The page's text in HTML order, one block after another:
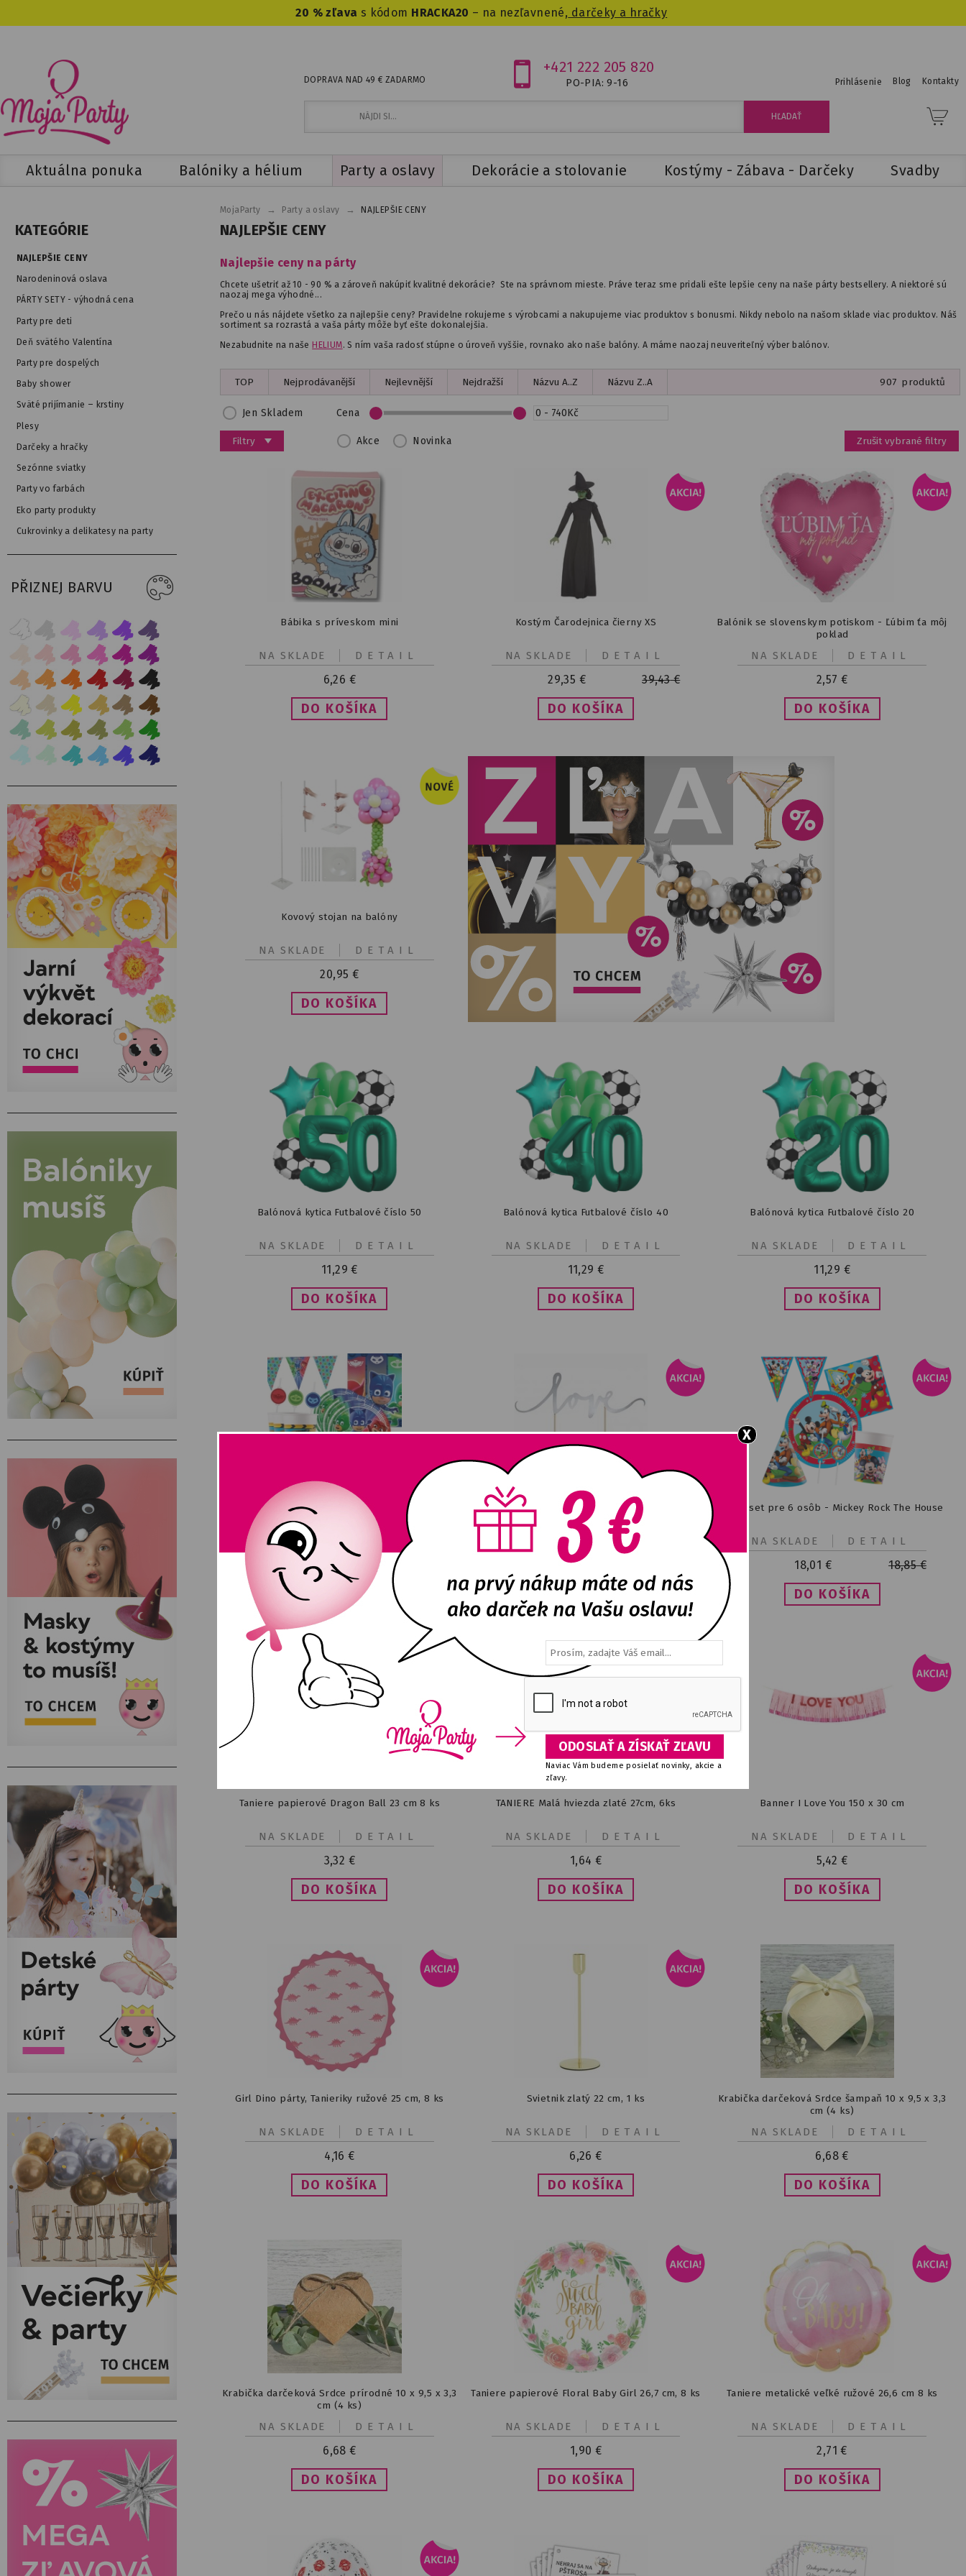
X
Naviac Vám budeme posielať novinky, akcie a
zľavy.
20 % zľava s kódom HRACKA20 – na nezľavnené, darčeky a hračky
DOPRAVA NAD 49 € ZADARMO
+421 222 205 820
PO-PIA: 9-16 Prihlásenie Blog Kontakty
Aktuálna ponuka Balóniky a hélium Party a oslavy Dekorácie a stolovanie Kostýmy - Zábava - Darčeky Svadby
KATEGÓRIE
NAJLEPŠIE CENY
Narodeninová oslava
PÁRTY SETY - výhodná cena
Party pre deti
Deň svätého Valentína
Party pre dospelých
Baby shower
Sväté prijímanie – krstiny
Plesy
Darčeky a hračky
Sezónne sviatky
Party vo farbách
Eko party produkty
Cukrovinky a delikatesy na party
PŘIZNEJ BARVU
NAJLEPŠIE CENY
MojaParty → Party a oslavy → NAJLEPŠIE CENY
Najlepšie ceny na párty
Chcete ušetriť až 10 - 90 % a zároveň nakúpiť kvalitné dekorácie? Ste na správnom mieste. Práve teraz sme pridali ešte lepšie ceny na naše párty bestsellery. A niektoré sú
naozaj mega výhodné...
Prečo u nás nájdete všetko za najlepšie ceny? Pravidelne rokujeme s výrobcami a nakupujeme viac produktov s bonusmi. Nikdy nebolo na našom sklade viac produktov. Náš
sortiment sa rozrastá a vaša párty môže byť ešte dokonalejšia.
Nezabudnite na naše HELIUM. S ním vaša radosť stúpne o úroveň vyššie, rovnako ako naše balóny. A máme naozaj neuveriteľný výber balónov.
TOP Nejprodávanější Nejlevnější Nejdražší Názvu A..Z Názvu Z..A 907 produktů
Filtry
Jen Skladem
Akce Novinka
Cena
Zrušit vybrané filtry
Bábika s príveskom mini
6,26 €
DETAIL
NA SKLADE
Kostým Čarodejnica čierny XS
29,35 € 39,43€
DETAIL
NA SKLADE
Balónik se slovenskym potiskom - Ľúbim ťa môj
poklad
2,57 €
DETAIL
NA SKLADE
Kovový stojan na balóny
20,95 €
DETAIL
NA SKLADE
Balónová kytica Futbalové číslo 50
11,29 €
DETAIL
NA SKLADE
Balónová kytica Futbalové číslo 40
11,29 €
DETAIL
NA SKLADE
Balónová kytica Futbalové číslo 20
11,29 €
DETAIL
NA SKLADE
Párty set pre 8 osôb - PJ Masks
18,85
DETAIL
NA SKLADE
OZDOBA NA TORTU Love strieborná 1ks
0,84
DETAIL
NA SKLADE
Párty set pre 6 osôb - Mickey Rock The House
18,01 € 18,85€
DETAIL
NA SKLADE
Taniere papierové Dragon Ball 23 cm 8 ks
3,32 €
DETAIL
NA SKLADE
TANIERE Malá hviezda zlaté 27cm, 6ks
1,64 €
DETAIL
NA SKLADE
Banner I Love You 150 x 30 cm
5,42 €
DETAIL
NA SKLADE
Girl Dino párty, Tanieriky ružové 25 cm, 8 ks
4,16 €
DETAIL
NA SKLADE
Svietnik zlatý 22 cm, 1 ks
6,26 €
DETAIL
NA SKLADE
Krabička darčeková Srdce šampaň 10 x 9,5 x 3,3
cm (4 ks)
6,68 €
DETAIL
NA SKLADE
Krabička darčeková Srdce prírodné 10 x 9,5 x 3,3
cm (4 ks)
6,68 €
DETAIL
NA SKLADE
Taniere papierové Floral Baby Girl 26,7 cm, 8 ks
1,90 €
DETAIL
NA SKLADE
Taniere metalické veľké ružové 26,6 cm 8 ks
2,71 €
DETAIL
NA SKLADE